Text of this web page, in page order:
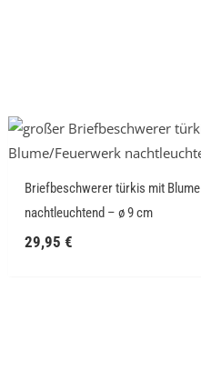
Briefbeschwerer türkis mit Blume
nachtleuchtend – ø 9 cm
29,95 €